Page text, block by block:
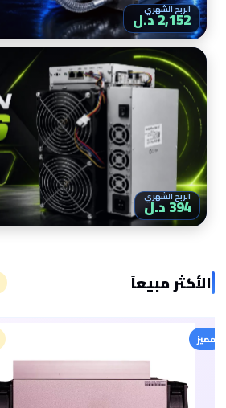
الربح الشهري
2,152 د.ل
الربح الشهري
394 د.ل
الأكثر مبيعاً